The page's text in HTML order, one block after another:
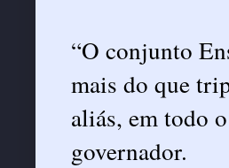
“O conjunto
mais do que
aliás, em todo
governador.